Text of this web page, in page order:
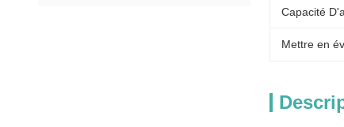
Capacité
Mettre en